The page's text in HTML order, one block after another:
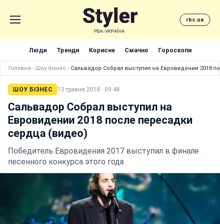
rbc.ua
Люди Тренди Корисне Смачно Гороскопи
Головна › Шоу бізнес › Сальвадор Собрал выступил на Евровидении 2018
ШОУ БІЗНЕС 13 травня 2018 · 09:48
Сальвадор Собрал выступил на
Евровидении 2018 после пересадки
сердца (видео)
Победитель Евровидения 2017 выступил в финале
песенного конкурса этого года